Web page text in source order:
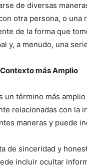
de diversas
otra persona, o
de la forma que
y, a menudo, una
más Amplio
un término más
relacionadas con la
maneras y puede
de sinceridad y
incluir ocultar